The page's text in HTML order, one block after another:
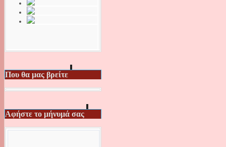
Που θα μας βρείτε
Αφήστε το μήνυμά σας